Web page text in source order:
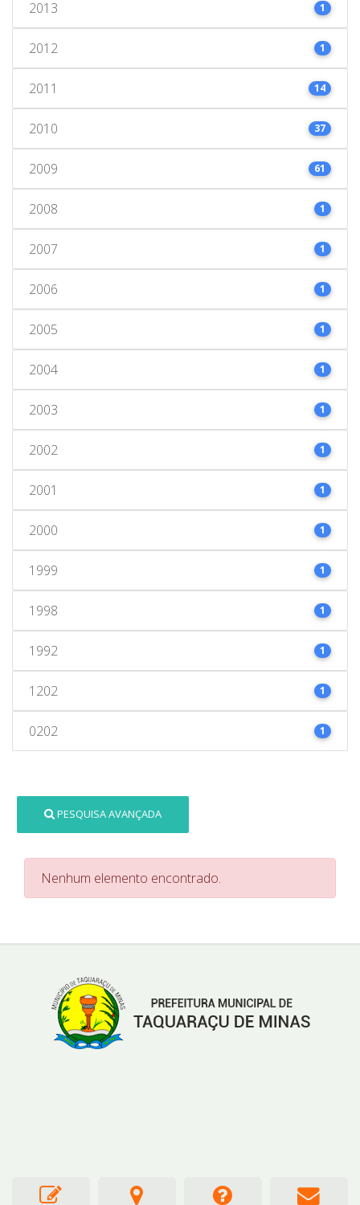
2013 1
2012 1
2011 14
2010 37
2009 61
2008 1
2007 1
2006 1
2005 1
2004 1
2003 1
2002 1
2001 1
2000 1
1999 1
1998 1
1992 1
1202 1
0202 1
PESQUISA AVANÇADA
Nenhum elemento encontrado.